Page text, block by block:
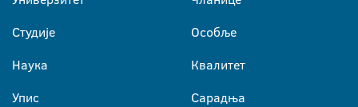
Студије
Наука
Упис
Особље
Квалитет
Сарадња